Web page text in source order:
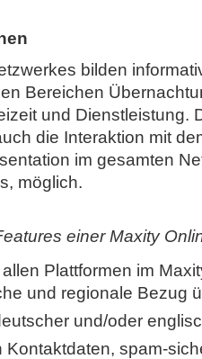
bilden
Bereichen
und Dienstleistung.
die Interaktion mit
im gesamten
möglich.
einer Maxity
Plattformen im
und regionale Bezug
und/oder
Kontaktdaten, spam-